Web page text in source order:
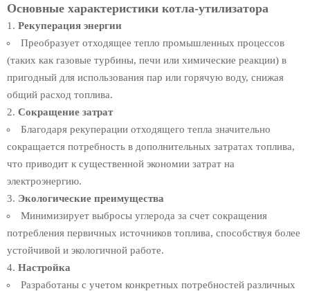
Основные характеристики котла-утилизатора
Рекуперация энергии
Преобразует отходящее тепло промышленных процессов
(таких как газовые турбины, печи или химические реакции) в
пригодный для использования пар или горячую воду, снижая
общий расход топлива.
Сокращение затрат
Благодаря рекуперации отходящего тепла значительно
сокращается потребность в дополнительных затратах топлива,
что приводит к существенной экономии затрат на
электроэнергию.
Экологические преимущества
Минимизирует выбросы углерода за счет сокращения
потребления первичных источников топлива, способствуя более
устойчивой и экологичной работе.
Настройка
Разработаны с учетом конкретных потребностей различных